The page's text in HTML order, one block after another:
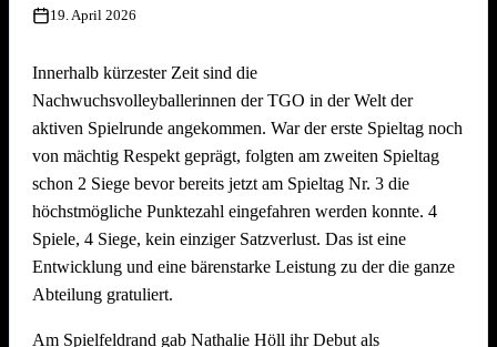
2.
5.
Die drei Muscheltiere
Die Aperolis
7.
Strandkinder
8.
Die Gartenzwerge
9.
Auf die Mütze
10.
Knaller
11.
Die Heilige Dreifaltigkeit
19. April 2026
Innerhalb kürzester Zeit sind die
Nachwuchsvolleyballerinnen der TGO in der Welt der
aktiven Spielrunde angekommen. War der erste Spieltag noch
von mächtig Respekt geprägt, folgten am zweiten Spieltag
schon 2 Siege bevor bereits jetzt am Spieltag Nr. 3 die
höchstmögliche Punktezahl eingefahren werden konnte. 4
Spiele, 4 Siege, kein einziger Satzverlust. Das ist eine
Entwicklung und eine bärenstarke Leistung zu der die ganze
Abteilung gratuliert.
Am Spielfeldrand gab Nathalie Höll ihr Debut als